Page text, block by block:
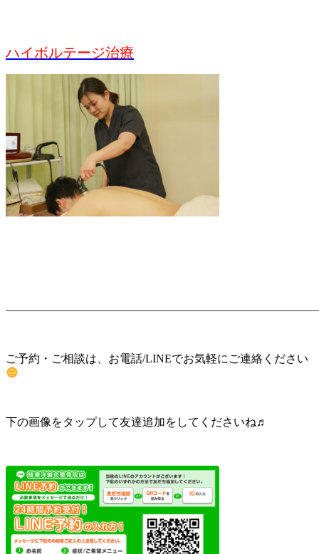
ハイボルテージ治療
ご予約・ご相談は、お電話/LINEでお気軽にご連絡ください
下の画像をタップして友達追加をしてくださいね♬